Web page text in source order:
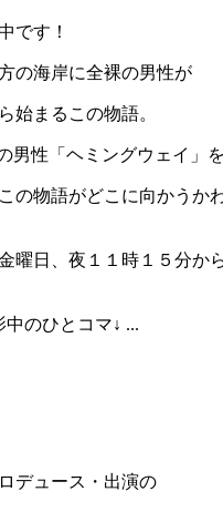
です！
の海岸に全裸の男性が
始まるこの物語。
男性「ヘミングウェイ」
の物語がどこに向かうか
曜日、夜１１時１５分か
中のひとコマ↓ ...
デュース・出演の